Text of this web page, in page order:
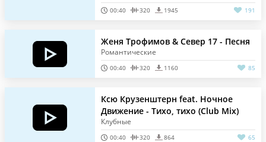
00:40 320 1945 191
Женя Трофимов & Север 17 - Песня
Романтические
00:40 320 1160 85
Ксю Крузенштерн feat. Ночное
Движение - Тихо, тихо (Club Mix)
Клубные
00:40 320 864 65